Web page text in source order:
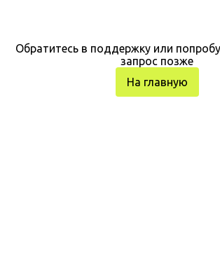
Обратитесь в поддержку или
запрос позже
На главную